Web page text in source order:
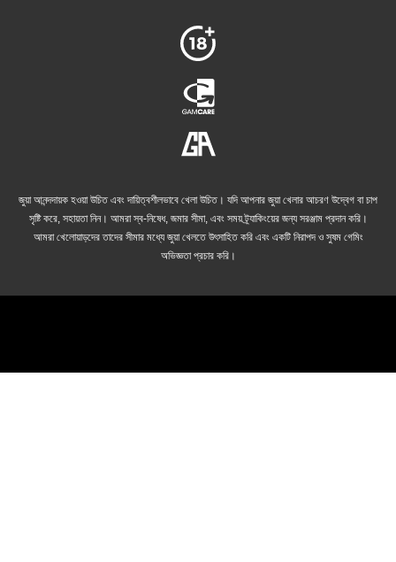
জুয়া আনন্দদায়ক হওয়া উচিত এবং দায়িত্বশীলভাবে খেলা উচিত। যদি আপনার জুয়া খেলার আচরণ উদ্বেগ বা চাপ
সৃষ্টি করে, সহায়তা নিন। আমরা স্ব-নিষেধ, জমার সীমা, এবং সময় ট্র্যাকিংয়ের জন্য সরঞ্জাম প্রদান করি।
আমরা খেলোয়াড়দের তাদের সীমার মধ্যে জুয়া খেলতে উৎসাহিত করি এবং একটি নিরাপদ ও সুষম গেমিং
অভিজ্ঞতা প্রচার করি।